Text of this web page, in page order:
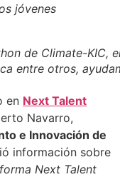
jóvenes
de Climate-KIC,
entre otros,
en Next Talent
Navarro,
e Innovación de
información sobre
Next Talent